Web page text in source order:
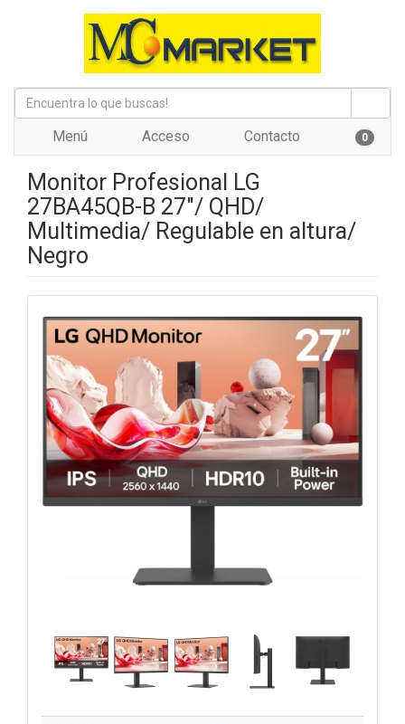
Menú Acceso Contacto 0
Monitor Profesional LG
27BA45QB-B 27"/ QHD/
Multimedia/ Regulable en altura/
Negro